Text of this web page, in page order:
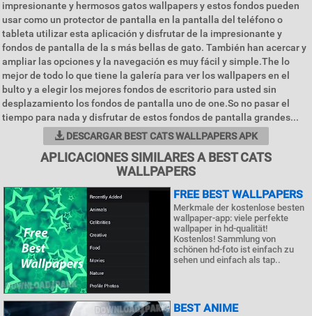
impresionante y hermosos gatos wallpapers y estos fondos pueden
usar como un protector de pantalla en la pantalla del teléfono o
tableta utilizar esta aplicación y disfrutar de la impresionante y
fondos de pantalla de la s más bellas de gato. También han acercar y
ampliar las opciones y la navegación es muy fácil y simple.The lo
mejor de todo lo que tiene la galería para ver los wallpapers en el
bulto y a elegir los mejores fondos de escritorio para usted sin
desplazamiento los fondos de pantalla uno de one.So no pasar el
tiempo para nada y disfrutar de estos fondos de pantalla grandes...
DESCARGAR BEST CATS WALLPAPERS APK
APLICACIONES SIMILARES A BEST CATS
WALLPAPERS
FREE BEST WALLPAPERS
Merkmale der kostenlose besten
wallpaper-app: viele perfekte
wallpaper in hd-qualität!
Kostenlos! Sammlung von
schönen hd-foto ist einfach zu
sehen und einfach als tap..
BEST ANIME